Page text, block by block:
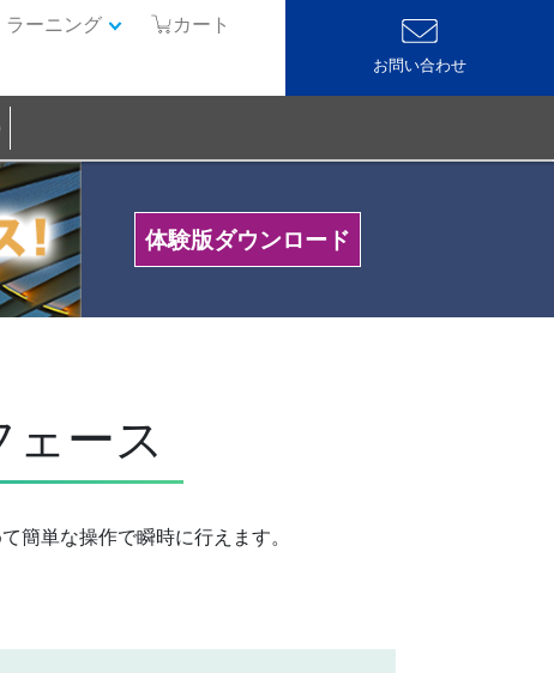
カート
ラーニング
お問い合わせ
体験版ダウンロード
ース
簡単な操作で瞬時に行えます。